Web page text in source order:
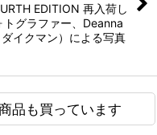
EDITION 再入荷し
トグラファー、Deanna
イクマン）による写真
品も買っています